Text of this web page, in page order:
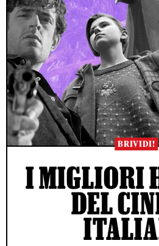
BRIVIDI!
I MIGLIORI
DEL